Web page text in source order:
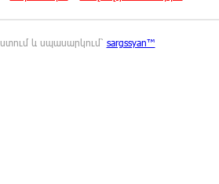
և սպասարկում՝ sargssyan™